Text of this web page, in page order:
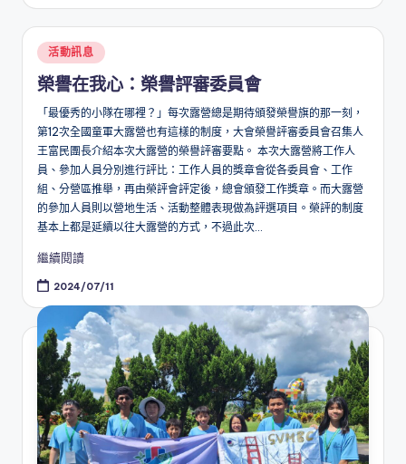
Posted
活動訊息
榮譽在我心：榮譽評審委員會
「最優秀的小隊在哪裡？」每次露營總是期待頒發榮譽旗的那一刻，
第12次全國童軍大露營也有這樣的制度，大會榮譽評審委員會召集人
王富民團長介紹本次大露營的榮譽評審要點。 本次大露營將工作人
員、參加人員分別進行評比：工作人員的獎章會從各委員會、工作
組、分營區推舉，再由榮評會評定後，總會頒發工作獎章。而大露營
的參加人員則以營地生活、活動整體表現做為評選項目。榮評的制度
基本上都是延續以往大露營的方式，不過此次...
繼續閱讀
2024/07/11